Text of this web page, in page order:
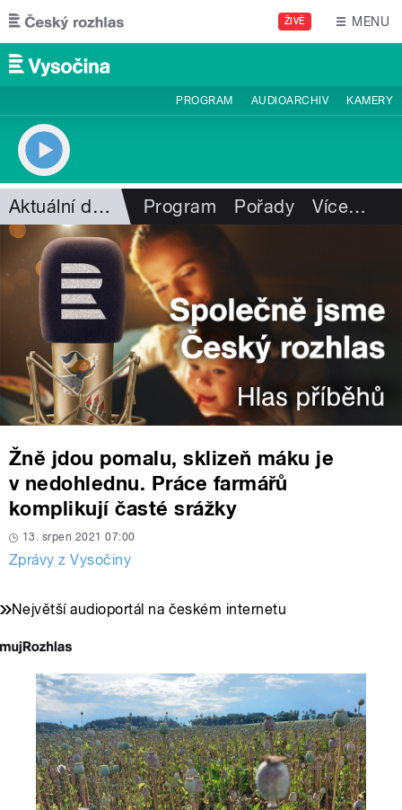
Přejít k hlavnímu obsahu
ŽIVĚ MENU
PROGRAM AUDIOARCHIV KAMERY
Aktuální dění Program Pořady Více…
Žně jdou pomalu, sklizeň máku je
v nedohlednu. Práce farmářů
komplikují časté srážky
13. srpen 2021 07:00
Zprávy z Vysočiny
Největší audioportál na českém internetu